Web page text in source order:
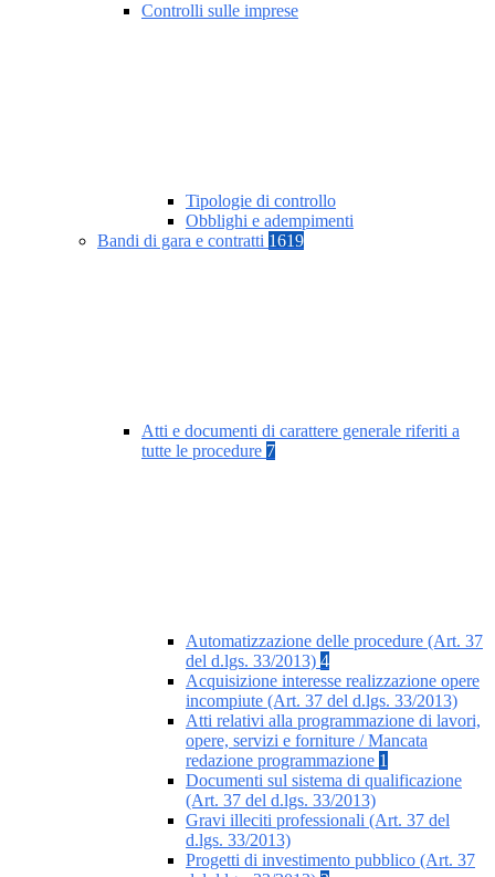
Controlli sulle imprese
Tipologie di controllo
Obblighi e adempimenti
Bandi di gara e contratti 1619
Atti e documenti di carattere generale riferiti a
tutte le procedure 7
Automatizzazione delle procedure (Art. 37
del d.lgs. 33/2013) 4
Acquisizione interesse realizzazione opere
incompiute (Art. 37 del d.lgs. 33/2013)
Atti relativi alla programmazione di lavori,
opere, servizi e forniture / Mancata
redazione programmazione 1
Documenti sul sistema di qualificazione
(Art. 37 del d.lgs. 33/2013)
Gravi illeciti professionali (Art. 37 del
d.lgs. 33/2013)
Progetti di investimento pubblico (Art. 37